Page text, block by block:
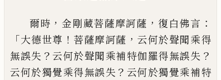
爾時 ， 金剛藏菩薩摩訶薩 ， 復白佛言 ：
「大德世尊 ！ 菩薩摩訶薩 ， 云何於聲聞乘得
無誤失 ？ 云何於聲聞乘補特伽羅得無誤失 ？
云何於獨覺乘得無誤失 ？ 云何於獨覺乘補特